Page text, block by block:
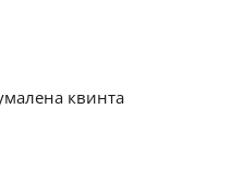
квинта